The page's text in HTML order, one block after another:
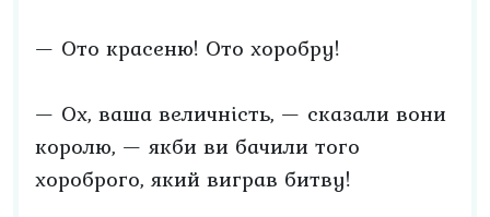
— Ото красеню! Ото хоробру!
— Ох, ваша величність, — сказали вони
королю, — якби ви бачили того
хороброго, який виграв битву!